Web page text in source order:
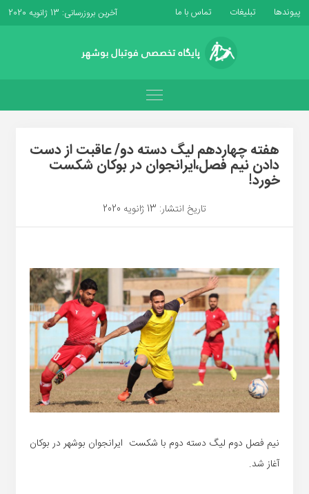
پیوندها تبلیغات تماس با ما آخرین بروزرسانی: 13 ژانویه 2020
هفته چهاردهم لیگ دسته دو/ عاقبت از دست
دادن نیم فصل،ایرانجوان در بوکان شکست
خورد!
تاریخ انتشار: 13 ژانویه 2020
نیم فصل دوم لیگ دسته دوم با شکست ایرانجوان بوشهر در بوکان
آغاز شد.